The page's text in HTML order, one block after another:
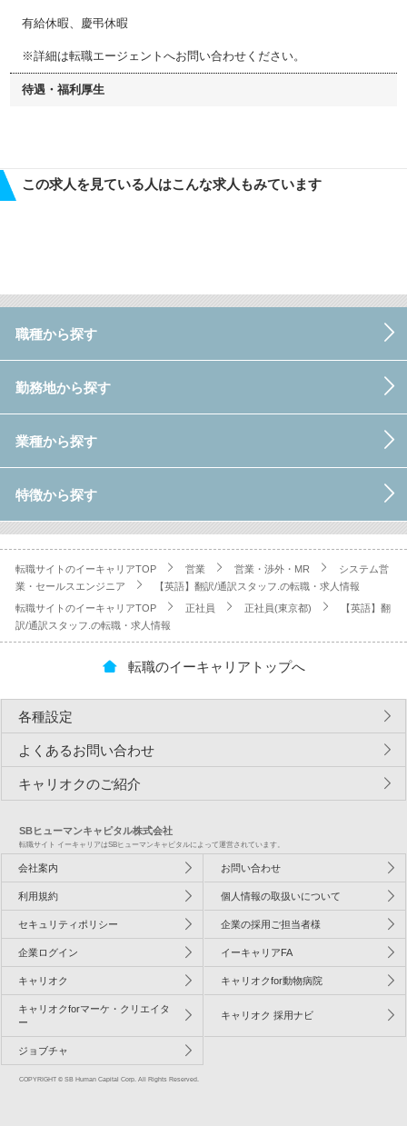
有給休暇、慶弔休暇
※詳細は転職エージェントへお問い合わせください。
待遇・福利厚生
この求人を見ている人はこんな求人もみています
職種から探す
勤務地から探す
業種から探す
特徴から探す
転職サイトのイーキャリアTOP 営業 営業・渉外・MR
システム営
業・セールスエンジニア
【英語】翻訳/通訳スタッフ.の転職・求人情報
転職サイトのイーキャリアTOP 正社員 正社員(東京都)
【英語】翻
訳/通訳スタッフ.の転職・求人情報
転職のイーキャリアトップへ
各種設定
よくあるお問い合わせ
キャリオクのご紹介
SBヒューマンキャピタル株式会社
転職サイト イーキャリアはSBヒューマンキャピタルによって運営されています。
会社案内 お問い合わせ
利用規約 個人情報の取扱いについて
セキュリティポリシー 企業の採用ご担当者様
企業ログイン イーキャリアFA
キャリオク キャリオクfor動物病院
キャリオクforマーケ・クリエイタ
ー
キャリオク 採用ナビ
ジョブチャ
COPYRIGHT © SB Human Capital Corp. All Rights Reserved.